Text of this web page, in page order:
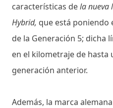
características dela nueva
Hybrid, que está poniendo
de la Generación 5; dicha
en el kilometraje de hasta
generación anterior.
Además, la marca